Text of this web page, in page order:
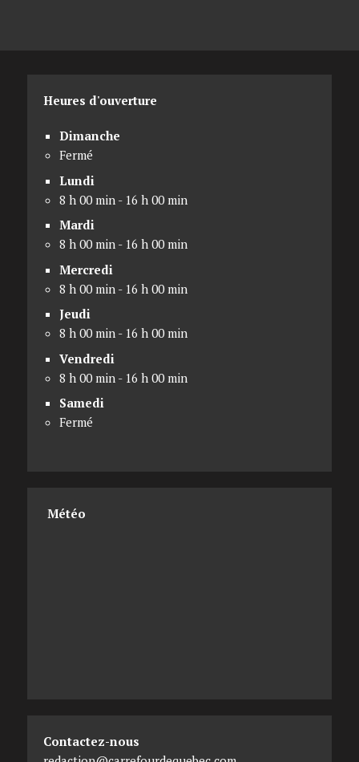
Heures d'ouverture
Dimanche
Fermé
Lundi
8 h 00 min - 16 h 00 min
Mardi
8 h 00 min - 16 h 00 min
Mercredi
8 h 00 min - 16 h 00 min
Jeudi
8 h 00 min - 16 h 00 min
Vendredi
8 h 00 min - 16 h 00 min
Samedi
Fermé
Météo
Contactez-nous